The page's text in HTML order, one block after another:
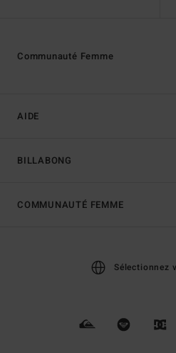
AIDE
BILLABONG
Communauté Femme
COMMUNAUTÉ FEMME
Sélectionnez